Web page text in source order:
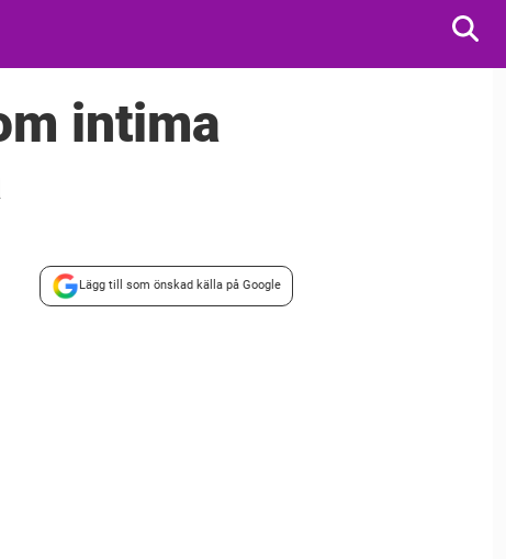
intima
Lägg till som önskad källa på Google